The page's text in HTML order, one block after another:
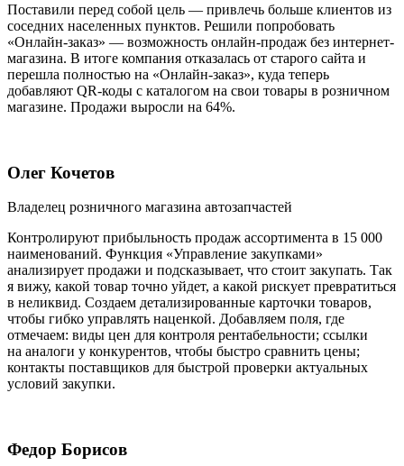
Поставили перед собой цель — привлечь больше клиентов из
соседних населенных пунктов. Решили попробовать
«Онлайн-заказ» — возможность онлайн-продаж без интернет-
магазина. В итоге компания отказалась от старого сайта и
перешла полностью на «Онлайн-заказ», куда теперь
добавляют QR-коды с каталогом на свои товары в розничном
магазине. Продажи выросли на 64%.
Олег Кочетов
Владелец розничного магазина автозапчастей
Контролируют прибыльность продаж ассортимента в 15 000
наименований. Функция «Управление закупками»
анализирует продажи и подсказывает, что стоит закупать. Так
я вижу, какой товар точно уйдет, а какой рискует превратиться
в неликвид. Создаем детализированные карточки товаров,
чтобы гибко управлять наценкой. Добавляем поля, где
отмечаем: виды цен для контроля рентабельности; ссылки
на аналоги у конкурентов, чтобы быстро сравнить цены;
контакты поставщиков для быстрой проверки актуальных
условий закупки.
Федор Борисов